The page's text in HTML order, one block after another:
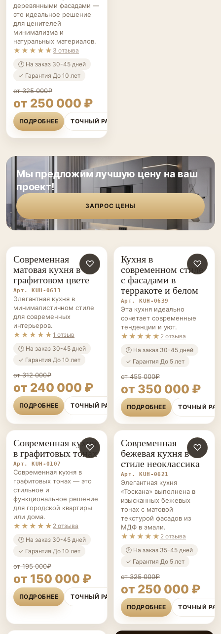
деревянными фасадами —
это идеальное решение
для ценителей
минимализма и
натуральных материалов.
★★★★★ 3 отзыва
🕐 На заказ 30-45 дней
✓ Гарантия До 10 лет
от 325 000₽
от 250 000 ₽
ПОДРОБНЕЕ ТОЧНЫЙ РАСЧЁТ
Мы предложим лучшую цену на ваш
проект!
ЗАПРОС ЦЕНЫ
КУХНИ НА ЗАКАЗ ♡
Современная
матовая кухня в
графитовом цвете
Арт. KUH-0613
Элегантная кухня в
минималистичном стиле
для современных
интерьеров.
★★★★★ 1 отзыв
🕐 На заказ 30-45 дней
✓ Гарантия До 10 лет
от 312 000₽
от 240 000 ₽
ПОДРОБНЕЕ ТОЧНЫЙ РАСЧЁТ
КУХНИ НА ЗАКАЗ ♡
Кухня в
современном стиле
с фасадами в
терракоте и белом
Арт. KUH-0639
Эта кухня идеально
сочетает современные
тенденции и уют.
★★★★★ 2 отзыва
🕐 На заказ 30-45 дней
✓ Гарантия До 5 лет
от 455 000₽
от 350 000 ₽
ПОДРОБНЕЕ ТОЧНЫЙ
КУХНИ НА ЗАКАЗ ♡
Современная кухня
в графитовых тонах
Арт. KUH-0107
Современная кухня в
графитовых тонах — это
стильное и
функциональное решение
для городской квартиры
или дома.
★★★★★ 2 отзыва
🕐 На заказ 30-45 дней
✓ Гарантия До 10 лет
от 195 000₽
от 150 000 ₽
ПОДРОБНЕЕ ТОЧНЫЙ РАСЧЁТ
КУХНИ НА ЗАКАЗ ♡
Современная
бежевая кухня в
стиле неоклассика
Арт. KUH-0621
Элегантная кухня
«Тоскана» выполнена в
изысканных бежевых
тонах с матовой
текстурой фасадов из
МДФ в эмали.
★★★★★ 2 отзыва
🕐 На заказ 35-45 дней
✓ Гарантия До 5 лет
от 325 000₽
от 250 000 ₽
ПОДРОБНЕЕ ТОЧНЫЙ